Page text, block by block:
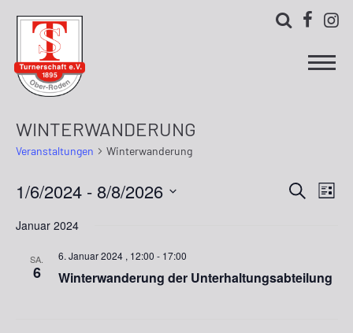
  
WINTERWANDERUNG
Veranstaltungen Winterwanderung
Suche
Liste
1/6/2024 - 8/8/2026
wählen.
Januar 2024
SA.
6
6. Januar 2024 , 12:00 - 17:00
Winterwanderung der Unterhaltungsabteilung